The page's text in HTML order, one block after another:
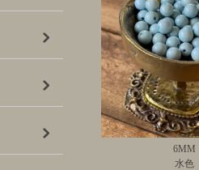
6MM
水色